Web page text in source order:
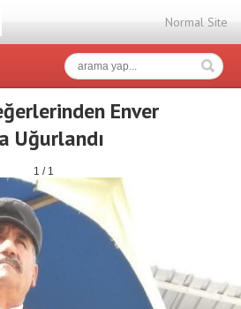
Normal Site
Enver
Uğurlandı
1 / 1